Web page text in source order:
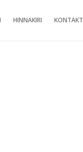
HINNAKIRI KONTAKT